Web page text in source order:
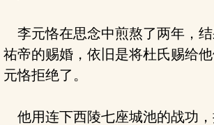
李元恪在思念中煎熬了两年，
祐帝的赐婚，依旧是将杜氏赐给
元恪拒绝了。
他用连下西陵七座城池的战功